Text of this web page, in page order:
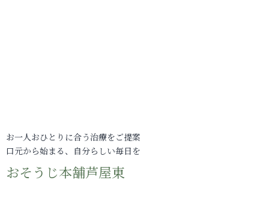
お一人おひとりに合う治療をご提案
口元から始まる、自分らしい毎日を
おそうじ本舗芦屋東